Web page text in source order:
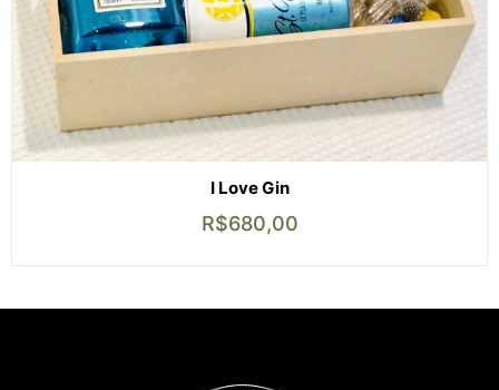
I Love Gin
R$680,00